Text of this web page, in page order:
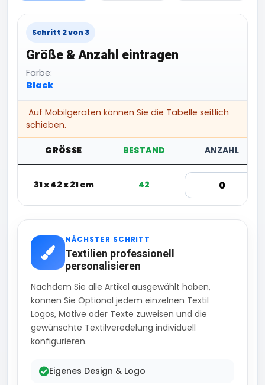
Schritt 2 von 3
Größe & Anzahl eintragen
Farbe:
Black
Auf Mobilgeräten können Sie die Tabelle seitlich
schieben.
GRÖSSE BESTAND ANZAHL
31 x 42 x 21 cm 42
NÄCHSTER SCHRITT
Textilien professionell
personalisieren
Nachdem Sie alle Artikel ausgewählt haben,
können Sie Optional jedem einzelnen Textil
Logos, Motive oder Texte zuweisen und die
gewünschte Textilveredelung individuell
konfigurieren.
Eigenes Design & Logo